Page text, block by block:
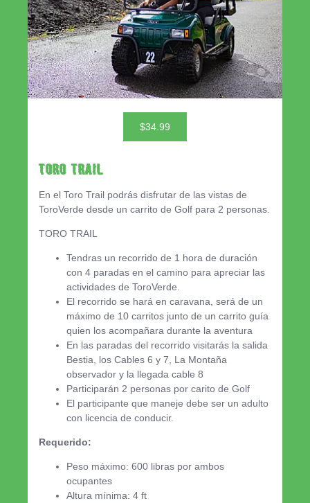
$34.99
Toro Trail
En el Toro Trail podrás disfrutar de las vistas de
ToroVerde desde un carrito de Golf para 2 personas.
TORO TRAIL
Tendras un recorrido de 1 hora de duración
con 4 paradas en el camino para apreciar las
actividades de ToroVerde.
El recorrido se hará en caravana, será de un
máximo de 10 carritos junto de un carrito guía
quien los acompañara durante la aventura
En las paradas del recorrido visitarás la salida
Bestia, los Cables 6 y 7, La Montaña
observador y la llegada cable 8
Participarán 2 personas por carito de Golf
El participante que maneje debe ser un adulto
con licencia de conducir.
Requerido:
Peso máximo: 600 libras por ambos
ocupantes
Altura mínima: 4 ft